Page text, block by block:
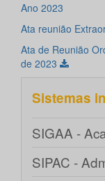
Ano 2023
Ata reunião
Ata de Reunião
de 2023
Sistemas
SIGAA -
SIPAC -